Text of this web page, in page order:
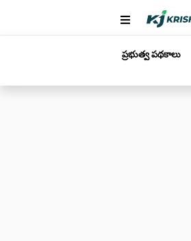
ప్రభుత్వ పథకాలు